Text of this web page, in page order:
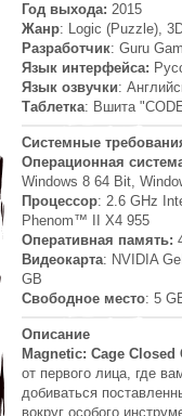
Год выхода: 2015
Жанр: Logic (Puzzle),
Разработчик: Guru
Язык интерфейса:
Язык озвучки:
Таблетка: Вшита
Системные
Операционная
Windows 8 64 Bit,
Процессор: 2.6 GHz
Phenom™ II X4 955
Оперативная память:
Видеокарта: NVIDIA
GB
Свободное место: 5
Описание
Magnetic: Cage Closed
от первого лица, где
добиваться
вокруг особого